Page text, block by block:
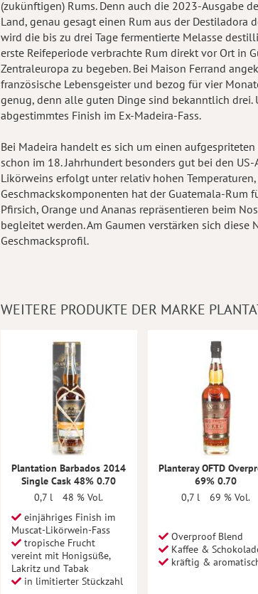
(zukünftigen) Rums. Denn auch die 2023-Ausgabe
Land, genau gesagt einen Rum aus der Destiladora
wird die bis zu drei Tage fermentierte Melasse
erste Reifeperiode verbrachte Rum direkt vor Ort in
Zentraleuropa zu begeben. Bei Maison Ferrand
französische Lebensgeister und bezog für vier
genug, denn alle guten Dinge sind bekanntlich
abgestimmtes Finish im Ex-Madeira-Fass.
Bei Madeira handelt es sich um einen
schon im 18. Jahrhundert besonders gut bei den
Likörweins erfolgt unter relativ hohen
Geschmackskomponenten hat der Guatemala-Rum
Pfirsich, Orange und Ananas repräsentieren beim
begleitet werden. Am Gaumen verstärken sich diese
Geschmacksprofil.
WEITERE PRODUKTE DER MARKE
Plantation Barbados 2014
Single Cask 48% 0.70
0,7 l
48 % Vol.
einjähriges Finish im
Muscat-Likörwein-Fass
tropische Frucht
vereint mit Honigsüße,
Lakritz und Tabak
in limitierter Stückzahl
Planteray OFTD
69% 0.70
0,7 l
69 % Vol.
Overproof Blend
Kaffee &
kräftig &